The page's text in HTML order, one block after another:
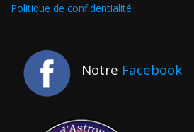
Politique de confidentialité
Notre Facebook